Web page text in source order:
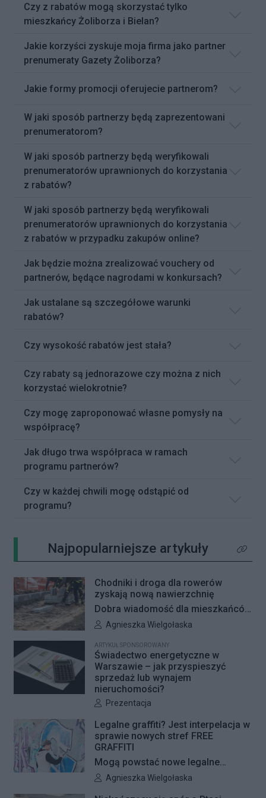
Czy z rabatów mogą skorzystać tylko
mieszkańcy Żoliborza i Bielan?
Jakie korzyści zyskuje moja firma jako partner
prenumeraty Gazety Żoliborza?
Jakie formy promocji oferujecie partnerom?
W jaki sposób partnerzy będą zaprezentowani
prenumeratorom?
W jaki sposób partnerzy będą weryfikowali
prenumeratorów uprawnionych do korzystania
z rabatów?
W jaki sposób partnerzy będą weryfikowali
prenumeratorów uprawnionych do korzystania
z rabatów w przypadku zakupów online?
Jak będzie można zrealizować vouchery od
partnerów, będące nagrodami w konkursach?
Jak ustalane są szczegółowe warunki
rabatów?
Czy wysokość rabatów jest stała?
Czy rabaty są jednorazowe czy można z nich
korzystać wielokrotnie?
Czy mogę zaproponować własne pomysły na
współpracę?
Jak długo trwa współpraca w ramach
programu partnerów?
Czy w każdej chwili mogę odstąpić od
programu?
Najpopularniejsze artykuły Kliknij
Chodniki i droga dla rowerów
zyskają nową nawierzchnię
Dobra wiadomość dla mieszkańców
Woli i Żoliborza. Zarząd Dróg
remonty infrastruktury dla pieszych
i rowerzystów. Oferty w
przetargach zostały już otwarte, a
jeśli wszystko przebiegnie zgodnie
z planem, nowe nawierzchnie
pojawią się jeszcze w tym roku.
Autor artykułu:
Agnieszka Wielgołaska
ARTYKUŁ SPONSOROWANY
Świadectwo energetyczne w
Warszawie – jak przyspieszyć
sprzedaż lub wynajem
nieruchomości?
Autor artykułu:
Prezentacja
Legalne graffiti? Jest interpelacja w
sprawie nowych stref FREE
GRAFFITI
Mogą powstać nowe legalne
miejsca do wykonywania graffiti.
Autor artykułu:
Agnieszka Wielgołaska